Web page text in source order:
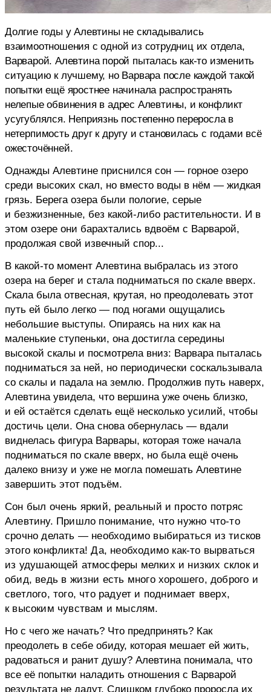
Долгие годы у Алевтины не складывались
взаимоотношения с одной из сотрудниц их отдела,
Варварой. Алевтина порой пыталась как-то изменить
ситуацию к лучшему, но Варвара после каждой такой
попытки ещё яростнее начинала распространять
нелепые обвинения в адрес Алевтины, и конфликт
усугублялся. Неприязнь постепенно переросла в
нетерпимость друг к другу и становилась с годами всё
ожесточённей.
Однажды Алевтине приснился сон — горное озеро
среди высоких скал, но вместо воды в нём — жидкая
грязь. Берега озера были пологие, серые
и безжизненные, без какой-либо растительности. И в
этом озере они барахтались вдвоём с Варварой,
продолжая свой извечный спор...
В какой-то момент Алевтина выбралась из этого
озера на берег и стала подниматься по скале вверх.
Скала была отвесная, крутая, но преодолевать этот
путь ей было легко — под ногами ощущались
небольшие выступы. Опираясь на них как на
маленькие ступеньки, она достигла середины
высокой скалы и посмотрела вниз: Варвара пыталась
подниматься за ней, но периодически соскальзывала
со скалы и падала на землю. Продолжив путь наверх,
Алевтина увидела, что вершина уже очень близко,
и ей остаётся сделать ещё несколько усилий, чтобы
достичь цели. Она снова обернулась — вдали
виднелась фигура Варвары, которая тоже начала
подниматься по скале вверх, но была ещё очень
далеко внизу и уже не могла помешать Алевтине
завершить этот подъём.
Сон был очень яркий, реальный и просто потряс
Алевтину. Пришло понимание, что нужно что-то
срочно делать — необходимо выбираться из тисков
этого конфликта! Да, необходимо как-то вырваться
из удушающей атмосферы мелких и низких склок и
обид, ведь в жизни есть много хорошего, доброго и
светлого, того, что радует и поднимает вверх,
к высоким чувствам и мыслям.
Но с чего же начать? Что предпринять? Как
преодолеть в себе обиду, которая мешает ей жить,
радоваться и ранит душу? Алевтина понимала, что
все её попытки наладить отношения с Варварой
результата не дадут. Слишком глубоко проросла их